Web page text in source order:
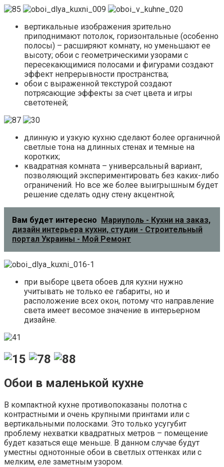
вертикальные изображения зрительно
приподнимают потолок, горизонтальные (особенно
полосы) – расширяют комнату, но уменьшают ее
высоту; обои с геометрическими узорами с
пересекающимися полосами и фигурами создают
эффект непрерывности пространства;
обои с выраженной текстурой создают
потрясающие эффекты за счет цвета и игры
светотеней;
длинную и узкую кухню сделают более органичной
светлые тона на длинных стенах и темные на
коротких;
квадратная комната – универсальный вариант,
позволяющий экспериментировать без каких-либо
ограничений. Но все же более выигрышным будет
решение сделать одну стену акцентной;
Вам будет интересно
Мариуполь - Кухни на заказ,
дизайн интерьера кухни, студии - Строительный
портал Украины - Мой Ремонт
при выборе цвета обоев для кухни нужно
учитывать не только ее габариты, но и
расположение всех окон, потому что направление
света имеет весомое значение в интерьерном
дизайне.
Обои в маленькой кухне
В компактной кухне противопоказаны полотна с
контрастными и очень крупными принтами или с
вертикальными полосками. Это только усугубит
проблему нехватки квадратных метров – помещение
будет казаться еще меньше. В данном случае будут
уместны однотонные обои в светлых оттенках или с
мелким, еле заметным узором.